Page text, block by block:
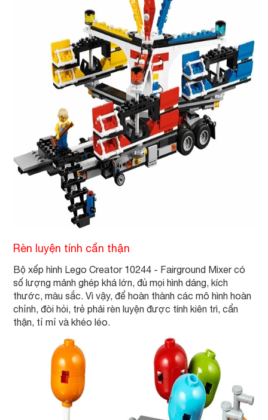
Rèn luyện tính cẩn thận
Bộ xếp hình Lego Creator 10244 - Fairground Mixer có
số lượng mảnh ghép khá lớn, đủ mọi hình dáng, kích
thước, màu sắc. Vì vậy, để hoàn thành các mô hình hoàn
chỉnh, đòi hỏi, trẻ phải rèn luyện được tính kiên trì, cẩn
thận, tỉ mỉ và khéo léo.